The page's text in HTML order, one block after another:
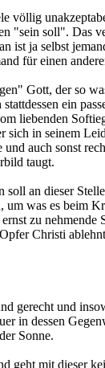
völlig
"sein soll". Das
ist ja selbst
für einen
Gott, der so
ein
liebenden
sich in seinem
und auch sonst
taugt.
soll an dieser
um was es beim
zu nehmende
Christi
gerecht und
in dessen
Sonne.
geht mit dieser